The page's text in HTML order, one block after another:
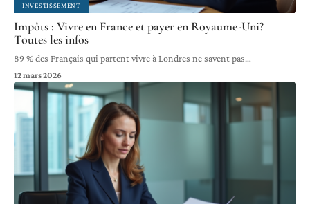
INVESTISSEMENT
Impôts : Vivre en France et payer en Royaume-Uni?
Toutes les infos
89 % des Français qui partent vivre à Londres ne savent pas…
12 mars 2026